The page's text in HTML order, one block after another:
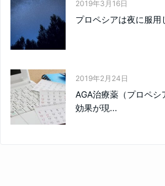
2019年3月16日
プロペシアは夜に服用
2019年2月24日
AGA治療薬（プロペ
効果が現...